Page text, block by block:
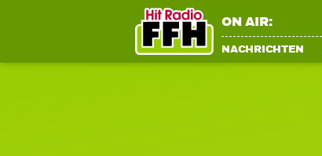
ON AIR:
NACHRICHTEN